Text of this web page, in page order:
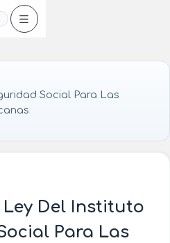
Social Para Las
Del Instituto
Para Las